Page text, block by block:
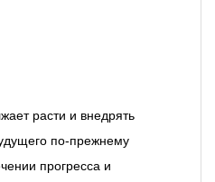
расти и внедрять
по-прежнему
прогресса и